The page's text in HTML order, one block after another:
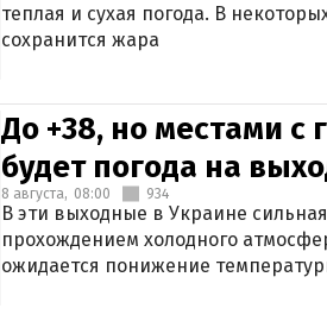
теплая и сухая погода. В
сохранится жара
До +38, но местами с
будет погода на
8 августа, 08:00 934
В эти выходные в Украине
прохождением холодного
ожидается понижение